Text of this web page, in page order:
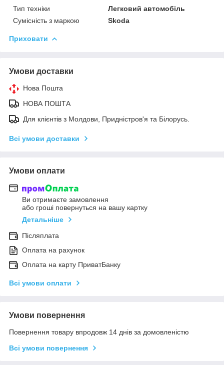
Тип техніки
Легковий автомобіль
Сумісність з маркою
Skoda
Приховати
Умови доставки
Нова Пошта
НОВА ПОШТА
Для клієнтів з Молдови, Придністров'я та Білорусь.
Всі умови доставки
Умови оплати
Ви отримаєте замовлення
або гроші повернуться на вашу картку
Детальніше
Післяплата
Оплата на рахунок
Оплата на карту ПриватБанку
Всі умови оплати
Умови повернення
Повернення товару впродовж 14 днів за домовленістю
Всі умови повернення